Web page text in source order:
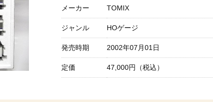
メーカー TOMIX
ジャンル HOゲージ
発売時期 2002年07月01日
定価 47,000円（税込）